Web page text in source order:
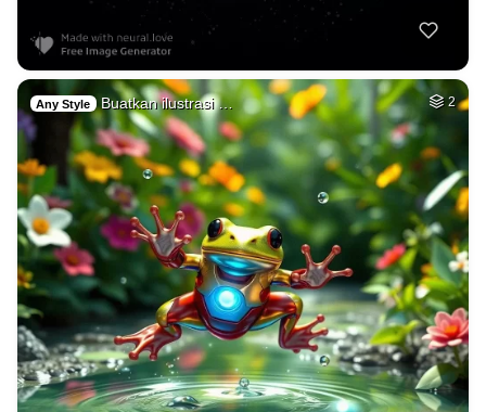
Any Style Buatkan ilustrasi … 2